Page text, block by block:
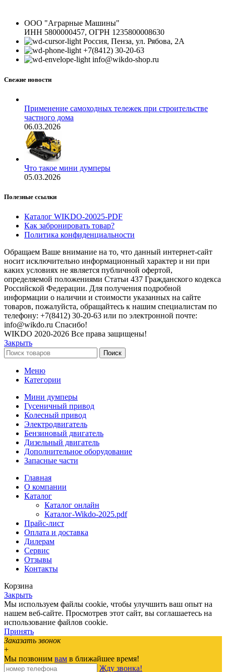
ООО "Аграрные Машины"
ИНН 5800000457, ОГРН 1235800008630
Россия, Пенза, ул. Рябова, 2А
+7(8412) 30-20-63
info@wikdo-shop.ru
Свежие новости
Применение самоходных тележек при строительстве
частного дома
06.03.2026
Что такое мини думперы
05.03.2026
Полезные ссылки
Каталог WIKDO-20025-PDF
Как забронировать товар?
Политика конфиденциальности
Обращаем Ваше внимание на то, что данный интернет-сайт
носит исключительно информационный характер и ни при
каких условиях не является публичной офертой,
определяемой положениями Статьи 437 Гражданского кодекса
Российской Федерации. Для получения подробной
информации о наличии и стоимости указанных на сайте
товаров, пожалуйста, обращайтесь к нашим специалистам по
телефону: +7(8412) 30-20-63 или по электронной почте:
info@wikdo.ru Cпасибо!
WIKDO 2020-2026 Все права защищены!
Закрыть
Поиск
Меню
Категории
Мини думперы
Гусеничный привод
Колесный привод
Электродвигатель
Бензиновый двигатель
Дизельный двигатель
Дополнительное оборудование
Запасные части
Главная
О компании
Каталог
Каталог онлайн
Каталог-Wikdo-2025.pdf
Прайс-лист
Оплата и доставка
Дилерам
Сервис
Отзывы
Контакты
Корзина
Закрыть
Мы используем файлы cookie, чтобы улучшить ваш опыт на
нашем веб-сайте. Просмотрев этот сайт, вы соглашаетесь на
использование файлов cookie.
Принять
Заказать звонок
+
Мы позвоним вам в ближайшее время!
Жду звонка!